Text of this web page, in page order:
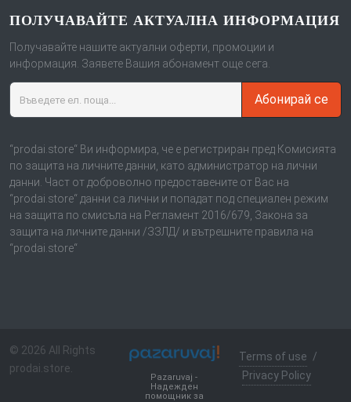
ПОЛУЧАВАЙТЕ АКТУАЛНА ИНФОРМАЦИЯ
Получавайте нашите актуални оферти, промоции и
информация. Заявете Вашия абонамент още сега.
Абонирай се
“prodai.store“ Ви информира, че е регистриран пред Комисията
по защита на личните данни, като администратор на лични
данни. Част от доброволно предоставените от Вас на
“prodai.store“ данни са лични и попадат под специален режим
на защита по смисъла на Регламент 2016/679, Закона за
защита на личните данни /ЗЗЛД/ и вътрешните правила на
“prodai.store“
© 2026 All Rights
prodai.store.
Pazaruvaj -
Надежден
помощник за
Terms of use /
Privacy Policy